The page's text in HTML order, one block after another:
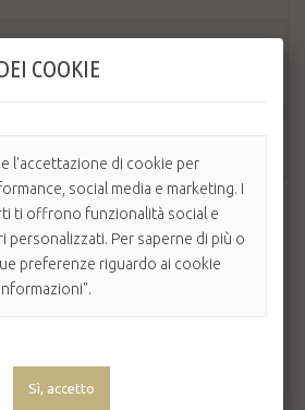
COOKIE
l'accettazione di cookie per
social media e marketing. I
ti offrono funzionalità social e
personalizzati. Per saperne di più o
preferenze riguardo ai cookie